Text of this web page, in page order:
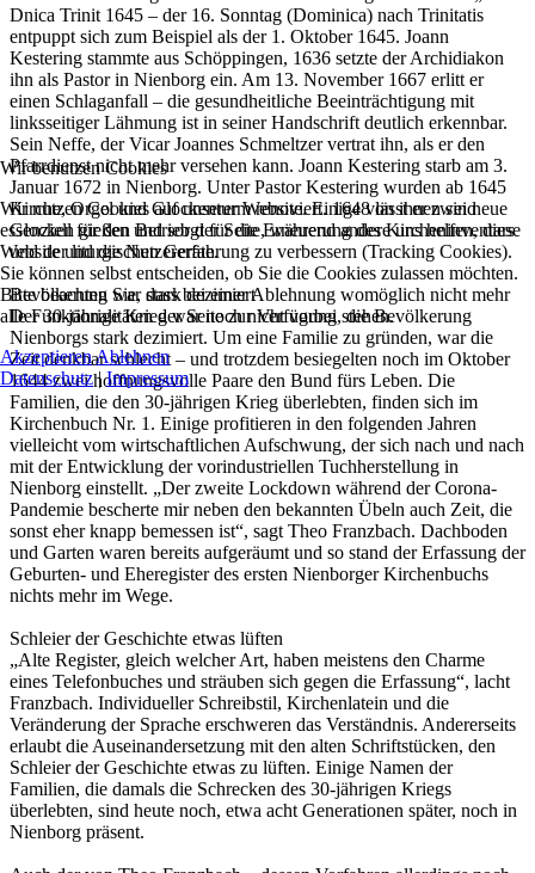
Dnica Trinit 1645 – der 16. Sonntag (Dominica) nach Trinitatis
entpuppt sich zum Beispiel als der 1. Oktober 1645. Joann
Kestering stammte aus Schöppingen, 1636 setzte der Archidiakon
ihn als Pastor in Nienborg ein. Am 13. November 1667 erlitt er
einen Schlaganfall – die gesundheitliche Beeinträchtigung mit
linksseitiger Lähmung ist in seiner Handschrift deutlich erkennbar.
Sein Neffe, der Vicar Joannes Schmeltzer vertrat ihn, als er den
Pfarrdienst nicht mehr versehen kann. Joann Kestering starb am 3.
Januar 1672 in Nienborg. Unter Pastor Kestering wurden ab 1645
Kirche, Orgel und Glockenturm renoviert. 1648 lässt er zwei neue
Glocken gießen und sorgt für die Erneuerung des Kircheninventars
und der liturgischen Geräte.
Bevölkerung war stark dezimiert
Der 30-jährige Krieg war noch nicht vorbei, die Bevölkerung
Nienborgs stark dezimiert. Um eine Familie zu gründen, war die
Zeit denkbar schlecht – und trotzdem besiegelten noch im Oktober
1644 zwei hoffnungsvolle Paare den Bund fürs Leben. Die
Familien, die den 30-jährigen Krieg überlebten, finden sich im
Kirchenbuch Nr. 1. Einige profitieren in den folgenden Jahren
vielleicht vom wirtschaftlichen Aufschwung, der sich nach und nach
mit der Entwicklung der vorindustriellen Tuchherstellung in
Nienborg einstellt. „Der zweite Lockdown während der Corona-
Pandemie bescherte mir neben den bekannten Übeln auch Zeit, die
sonst eher knapp bemessen ist“, sagt Theo Franzbach. Dachboden
und Garten waren bereits aufgeräumt und so stand der Erfassung der
Geburten- und Eheregister des ersten Nienborger Kirchenbuchs
nichts mehr im Wege.
Schleier der Geschichte etwas lüften
„Alte Register, gleich welcher Art, haben meistens den Charme
eines Telefonbuches und sträuben sich gegen die Erfassung“, lacht
Franzbach. Individueller Schreibstil, Kirchenlatein und die
Veränderung der Sprache erschweren das Verständnis. Andererseits
erlaubt die Auseinandersetzung mit den alten Schriftstücken, den
Schleier der Geschichte etwas zu lüften. Einige Namen der
Familien, die damals die Schrecken des 30-jährigen Kriegs
überlebten, sind heute noch, etwa acht Generationen später, noch in
Nienborg präsent.
Wir benutzen Cookies
Wir nutzen Cookies auf unserer Website. Einige von ihnen sind
essenziell für den Betrieb der Seite, während andere uns helfen, diese
Website und die Nutzererfahrung zu verbessern (Tracking Cookies).
Sie können selbst entscheiden, ob Sie die Cookies zulassen möchten.
Bitte beachten Sie, dass bei einer Ablehnung womöglich nicht mehr
alle Funktionalitäten der Seite zur Verfügung stehen.
AkzeptierenAblehnen
Datenschutz|Impressum